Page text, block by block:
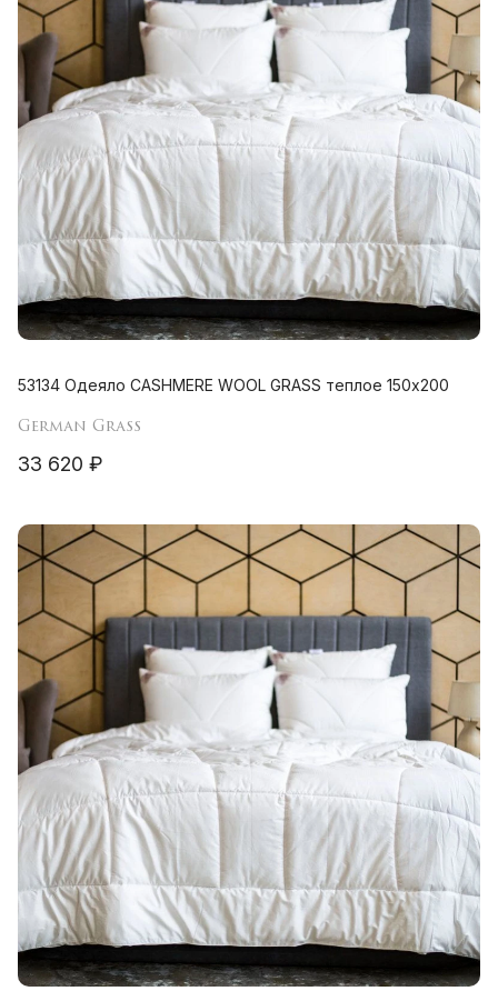
53134 Одеяло CASHMERE WOOL GRASS теплое 150х200
German Grass
33 620 ₽